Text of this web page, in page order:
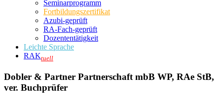
Seminarprogramm
Fortbildungszertifikat
Azubi-geprüft
RA-Fach-geprüft
Dozententätigkeit
Leichte Sprache
RAKtuell
Dobler & Partner Partnerschaft mbB WP, RAe StB,
ver. Buchprüfer